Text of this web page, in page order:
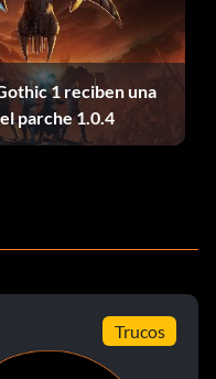
1 reciben una
parche 1.0.4
Trucos